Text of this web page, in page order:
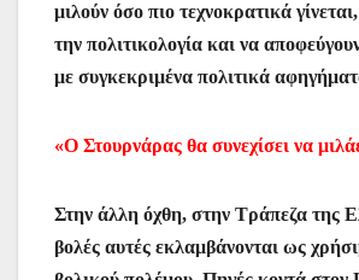
μιλούν όσο πιο τεχνοκρατικά
την πολιτικολογία και να
με συγκεκριμένα πολιτικά
«Ο Στουρνάρας θα συνεχίσει να
Στην άλλη όχθη, στην Τράπεζα της
βολές αυτές εκλαμβάνονται ως